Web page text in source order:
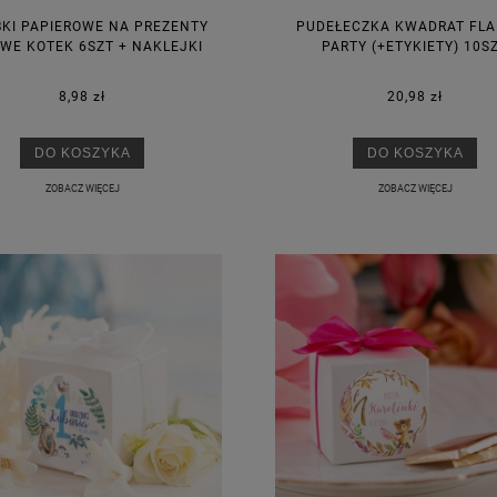
PAPIEROWE NA PREZENTY
KOTEK 6SZT + NAKLEJKI
8,98 zł
DO KOSZYKA
ZOBACZ WIĘCEJ
PUDEŁECZKA KWADRAT
PARTY (+ETYKIETY)
20,98 zł
DO KOSZYKA
ZOBACZ WIĘCEJ